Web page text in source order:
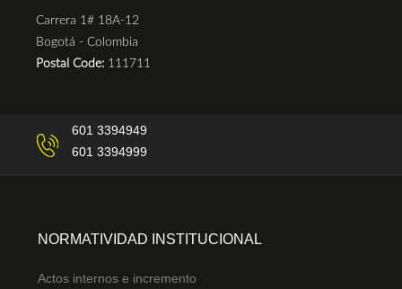
Carrera 1# 18A-12
Bogotá - Colombia
Postal Code: 111711
601 3394949
601 3394999
NORMATIVIDAD INSTITUCIONAL
Actos internos e incremento